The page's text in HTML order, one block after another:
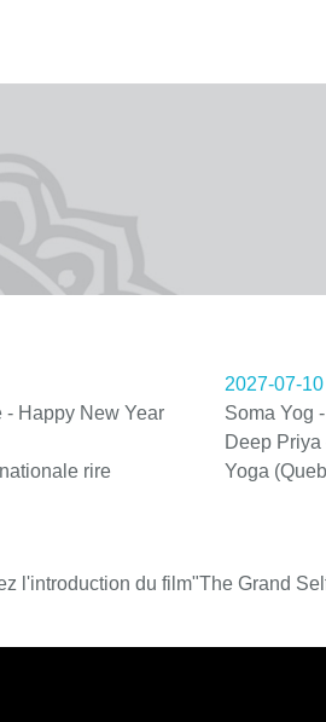
- Happy New Year
rire
2027-07-10
Soma Yog
Deep
Yoga
l'introduction du film"The Grand